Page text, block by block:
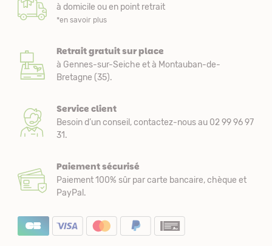
à domicile ou en point retrait
*en savoir plus
Retrait gratuit sur place
à Gennes-sur-Seiche et à Montauban-de-
Bretagne (35).
Service client
Besoin d’un conseil, contactez-nous au 02 99 96 97
31.
Paiement sécurisé
Paiement 100% sûr par carte bancaire, chèque et
PayPal.